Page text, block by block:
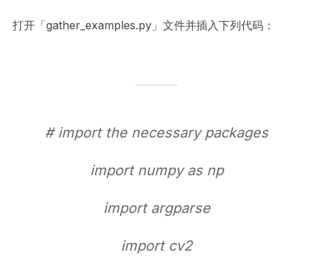
打开「gather_examples.py」文件并插入下列代码：
# import the necessary packages
import numpy as np
import argparse
import cv2